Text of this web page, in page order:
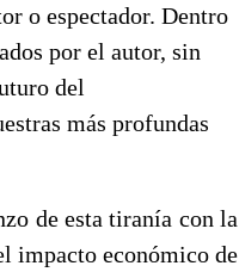
o espectador. Dentro
por el autor, sin
del
más profundas
de esta tiranía con la
impacto económico de